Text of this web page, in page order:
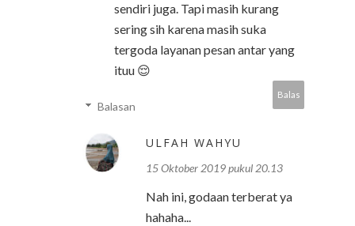
sendiri juga. Tapi masih kurang
sering sih karena masih suka
tergoda layanan pesan antar yang
ituu 😌
Balas
Balasan
ULFAH WAHYU
15 Oktober 2019 pukul 20.13
Nah ini, godaan terberat ya
hahaha...